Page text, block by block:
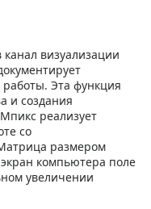
визуализации
Эта функция
и создания
реализует
со
размером
компьютера поле
увеличении